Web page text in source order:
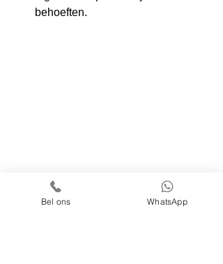
behoeften.
Bel ons WhatsApp